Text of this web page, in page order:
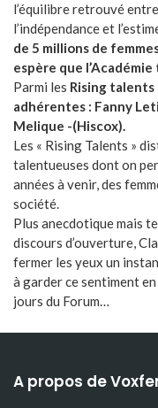
l’équilibre retrouvé
l’indépendance et
de 5 millions de
espère que
Parmi les Rising
adhérentes : Fanny
Melique -(Hiscox).
Les « Rising Talents »
talentueuses dont on
années à venir, des
société.
Plus anecdotique mais
discours d’ouverture,
fermer les yeux un
à garder ce sentiment
jours du Forum…
A propos de